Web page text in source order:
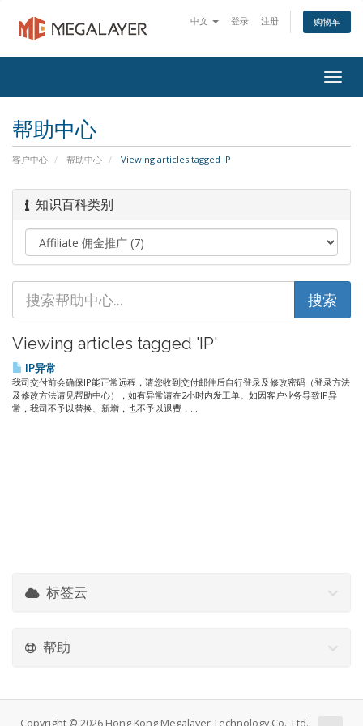
中文 登录 注册 购物车
帮助中心
客户中心 帮助中心 Viewing articles tagged IP
知识百科类别
Viewing articles tagged 'IP'
IP异常
我司交付前会确保IP能正常远程，请您收到交付邮件后自行登录及修改密码（登录方法
及修改方法请见帮助中心），如有异常请在2小时内发工单。如因客户业务导致IP异
常，我司不予以替换、新增，也不予以退费，...
标签云
帮助
Copyright © 2026 Hong Kong Megalayer Technology Co., Ltd.